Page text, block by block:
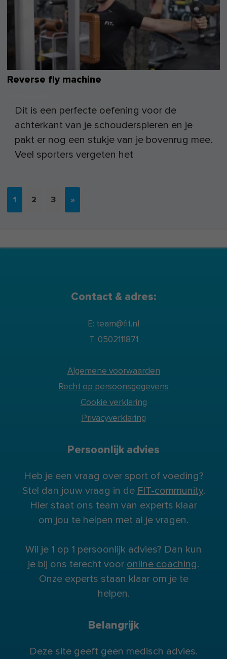
Reverse fly machine
Dit is een perfecte oefening voor de
achterkant van je schouderspieren en je
pakt er nog een stukje van je bovenrug mee.
Veel sporters vergeten het
1 2 3 »
Contact & adres:
E: team@fit.nl
T: 0502111871
Algemene voorwaarden
Recht op persoonsgegevens
Cookie verklaring
Privacyverklaring
Persoonlijk advies
Heb je een vraag over sport of voeding?
Stel dan jouw vraag in de FIT-community.
Hier staat ons team van experts klaar
om jou te helpen met al je vragen.
Wil je 1 op 1 persoonlijk advies? Dan kun
je bij ons terecht voor online coaching.
Onze experts staan klaar om je te
helpen.
Belangrijk
Deze site geeft geen medisch advies.